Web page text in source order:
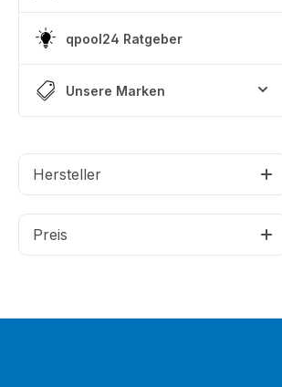
qpool24 Ratgeber
Unsere Marken
Hersteller
Preis